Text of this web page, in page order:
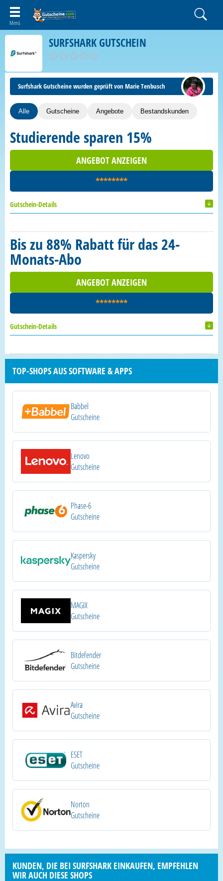
SURFSHARK GUTSCHEIN
Surfshark Gutscheine wurden geprüft von Marie Tenbusch
Alle Gutscheine Angebote Bestandskunden
Studierende sparen 15%
ANGEBOT ANZEIGEN
********
Gutschein-Details
Bis zu 88% Rabatt für das 24-
Monats-Abo
ANGEBOT ANZEIGEN
********
Gutschein-Details
TOP-SHOPS AUS SOFTWARE & APPS
Babbel
Gutscheine
Lenovo
Gutscheine
Phase-6
Gutscheine
Kaspersky
Gutscheine
MAGIX
Gutscheine
Bitdefender
Gutscheine
Avira
Gutscheine
ESET
Gutscheine
Norton
Gutscheine
KUNDEN, DIE BEI SURFSHARK EINKAUFEN, EMPFEHLEN
WIR AUCH DIESE SHOPS